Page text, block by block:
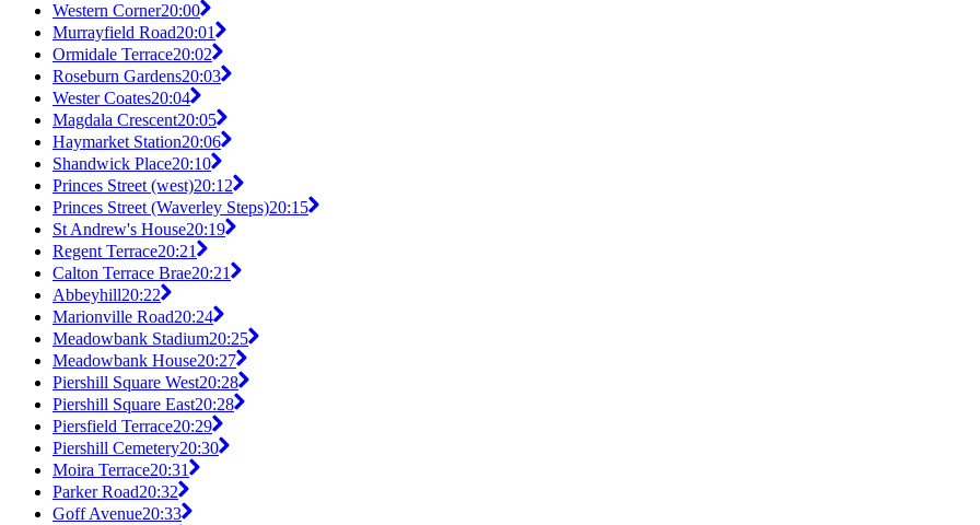
Western Corner20:00
Murrayfield Road20:01
Ormidale Terrace20:02
Roseburn Gardens20:03
Wester Coates20:04
Magdala Crescent20:05
Haymarket Station20:06
Shandwick Place20:10
Princes Street (west)20:12
Princes Street (Waverley Steps)20:15
St Andrew's House20:19
Regent Terrace20:21
Calton Terrace Brae20:21
Abbeyhill20:22
Marionville Road20:24
Meadowbank Stadium20:25
Meadowbank House20:27
Piershill Square West20:28
Piershill Square East20:28
Piersfield Terrace20:29
Piershill Cemetery20:30
Moira Terrace20:31
Parker Road20:32
Goff Avenue20:33